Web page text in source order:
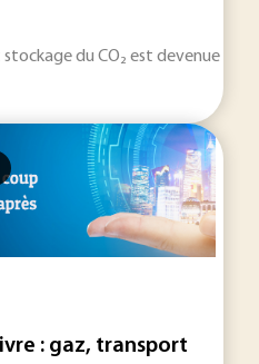
du CO₂ est devenue un
: gaz, transport